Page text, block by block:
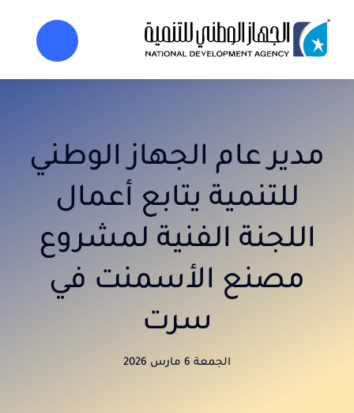
المحتوى
مدير عام الجهاز الوطني
للتنمية يتابع أعمال
اللجنة الفنية لمشروع
مصنع الأسمنت في
سرت
الجمعة 6 مارس 2026